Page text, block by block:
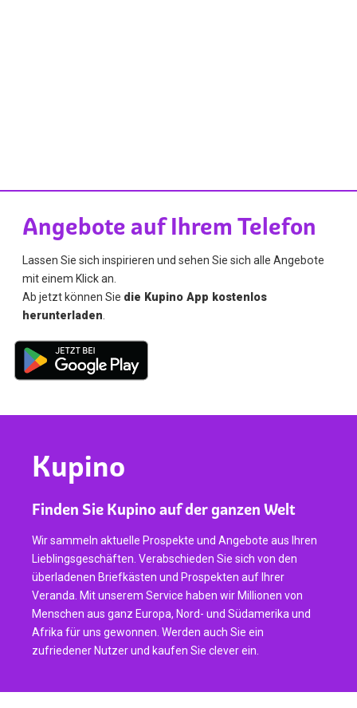
Angebote auf Ihrem Telefon
Lassen Sie sich inspirieren und sehen Sie sich alle Angebote
mit einem Klick an.
Ab jetzt können Sie die Kupino App kostenlos
herunterladen
Kupino
Finden Sie Kupino auf der ganzen Welt
Wir sammeln aktuelle Prospekte und Angebote aus Ihren
Lieblingsgeschäften. Verabschieden Sie sich von den
überladenen Briefkästen und Prospekten auf Ihrer
Veranda. Mit unserem Service haben wir Millionen von
Menschen aus ganz Europa, Nord- und Südamerika und
Afrika für uns gewonnen. Werden auch Sie ein
zufriedener Nutzer und kaufen Sie clever ein.